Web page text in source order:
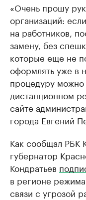
«Очень прошу
организаций:
на работников,
замену, без
которые еще не
оформлять уже в
процедуру можно
дистанционном
сайте
города Евгений
Как сообщал РБК
губернатор
Кондратьев
в регионе
связи с угрозой